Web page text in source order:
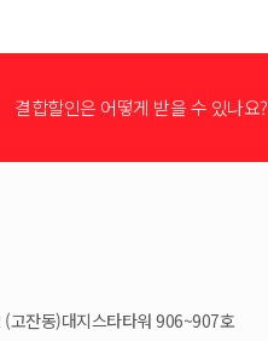
결합할인은 어떻게 받을 수 있나요?
휴대폰 일시불로 구매도 가능한가요?
고잔동)대지스타타워 906~907호